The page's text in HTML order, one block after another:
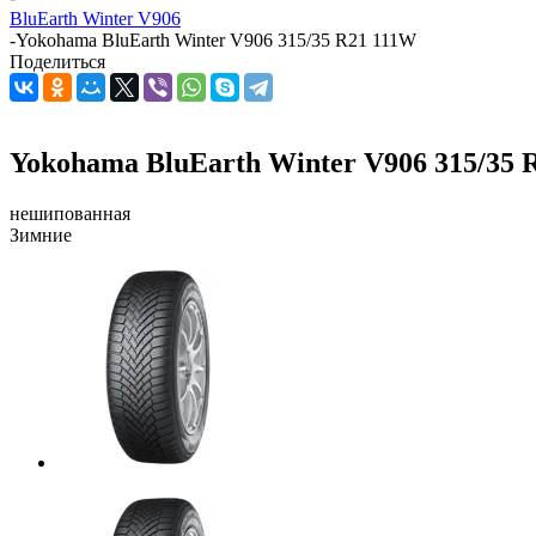
BluEarth Winter V906
-Yokohama BluEarth Winter V906 315/35 R21 111W
Поделиться
Yokohama BluEarth Winter V906 315/35
нешипованная
Зимние